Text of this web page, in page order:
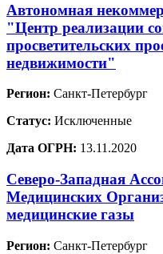
Автономная
"Центр реализации
просветительских
недвижимости"
Регион: Санкт-Петербург
Статус: Исключенные
Дата ОГРН: 13.11.2020
Северо-Западная
Медицинских
медицинские газы
Регион: Санкт-Петербург